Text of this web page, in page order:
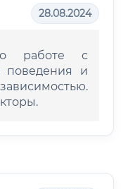
28.08.2024
работе с
поведения и